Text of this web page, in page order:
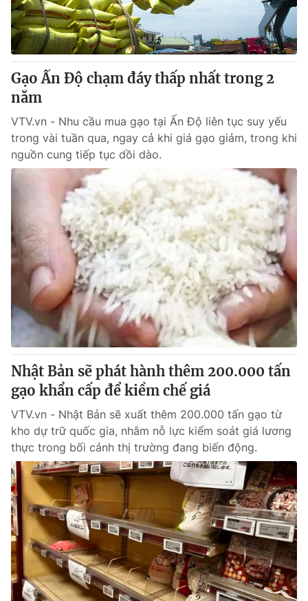
VTV Sức khoẻ
Thị trường 24h Tấm lòng Việt
VTV4
VTV9 VTV8
Liên hệ tòa soạn English
THỜI BÁO VTV
Theo dõi báo trên
Cơ quan chủ quản:
Đài Truyền hình Việt Nam
Cơ quan báo chí:Thời báo VTV
Giấy phép hoạt động báo in và báo điện tử số 483/GP-BTTTT
cấp ngày 29/12/2023
Tổng Biên tập:Vũ Thanh Thủy
Phó Tổng Biên tập: Nguyễn Thị Mỹ Hạnh, Phạm Quốc Thắng,
Nguyễn Trọng Ninh
Tổng đài VTV:024.38 355 931 - 024.38 355 932
Ðiện thoại Thời báo VTV:024.66 897 897
Email:
toasoan@vtv.vn
Liên hệ quảng cáo:024-7300.7108
Gạo Ấn Độ chạm đáy thấp nhất trong 2
năm
VTV.vn - Nhu cầu mua gạo tại Ấn Độ liên tục suy yếu
trong vài tuần qua, ngay cả khi giá gạo giảm, trong khi
nguồn cung tiếp tục dồi dào.
Nhật Bản sẽ phát hành thêm 200.000 tấn
gạo khẩn cấp để kiềm chế giá
VTV.vn - Nhật Bản sẽ xuất thêm 200.000 tấn gạo từ
kho dự trữ quốc gia, nhằm nỗ lực kiểm soát giá lương
thực trong bối cảnh thị trường đang biến động.